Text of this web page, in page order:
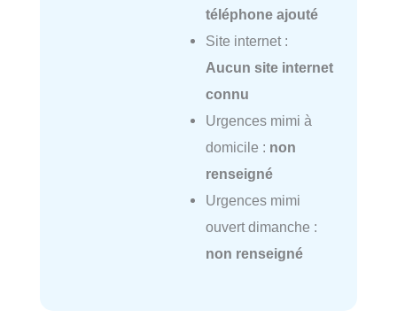
téléphone ajouté
Site internet :
Aucun site internet
connu
Urgences mimi à
domicile : non
renseigné
Urgences mimi
ouvert dimanche :
non renseigné